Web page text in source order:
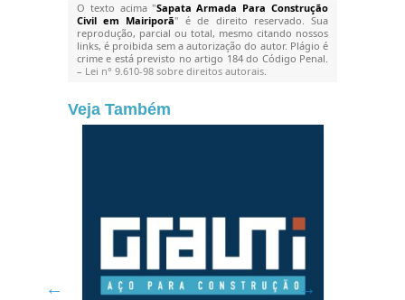
O texto acima "Sapata Armada Para Construção
Civil em Mairiporã" é de direito reservado. Sua
reprodução, parcial ou total, mesmo citando nossos
links, é proibida sem a autorização do autor. Plágio é
crime e está previsto no artigo 184 do Código Penal.
– Lei n° 9.610-98 sobre direitos autorais.
Veja Também